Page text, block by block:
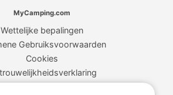
MyCamping.com
Wettelijke bepalingen
Gebruiksvoorwaarden
Cookies